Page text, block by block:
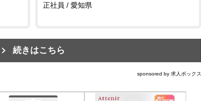
正社員 / 愛知県
続きはこちら
sponsored by 求人ボックス